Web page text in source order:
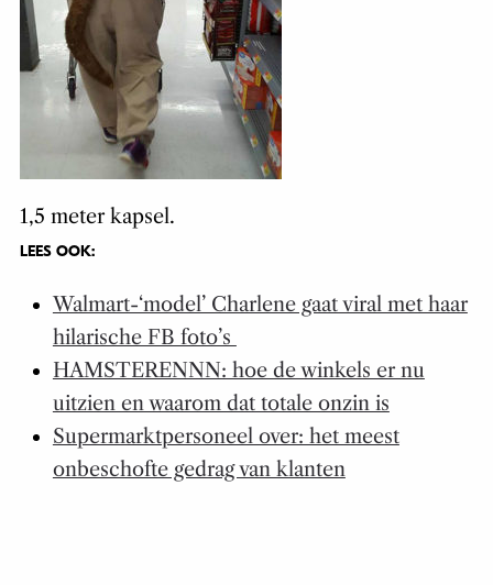
1,5 meter kapsel.
LEES OOK:
Walmart-‘model’ Charlene gaat viral met haar
hilarische FB foto’s
HAMSTERENNN: hoe de winkels er nu
uitzien en waarom dat totale onzin is
Supermarktpersoneel over: het meest
onbeschofte gedrag van klanten